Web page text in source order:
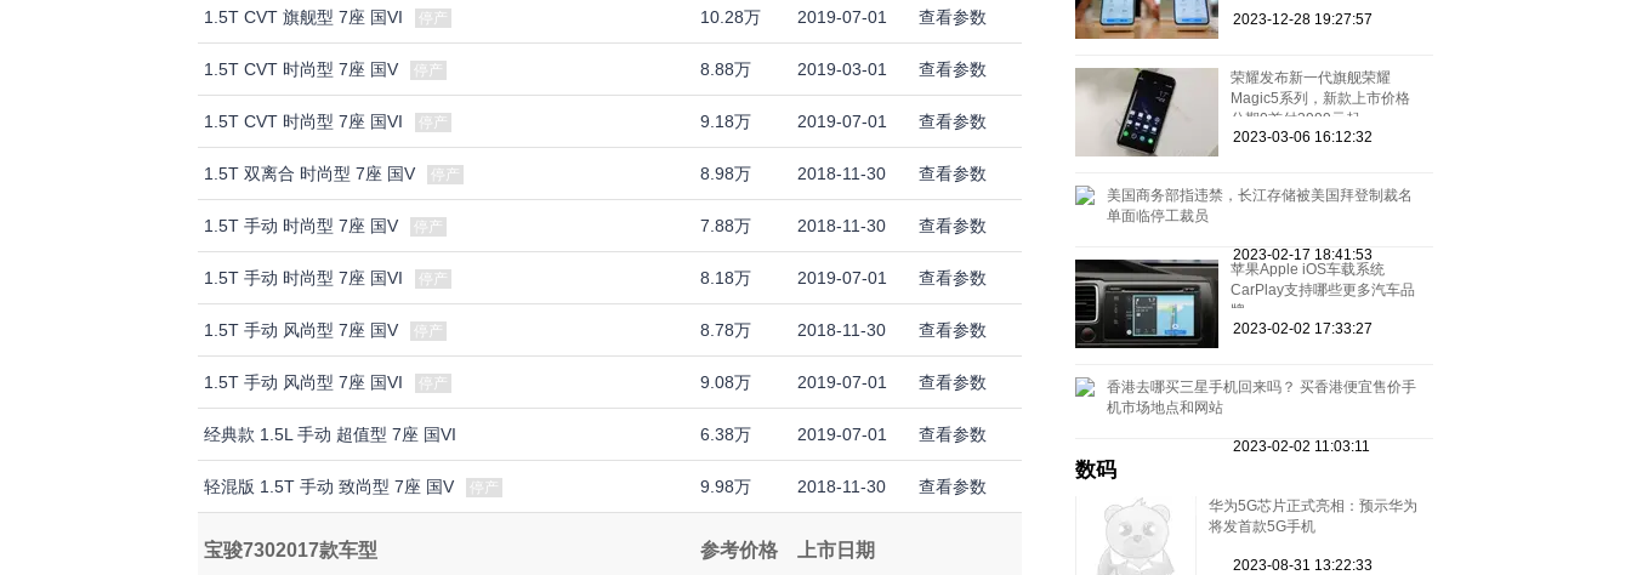
1.5T CVT 旗舰型 7座 国VI 停产 10.28万 2019-07-01 查看参数
1.5T CVT 时尚型 7座 国V 停产 8.88万 2019-03-01 查看参数
1.5T CVT 时尚型 7座 国VI 停产 9.18万 2019-07-01 查看参数
1.5T 双离合 时尚型 7座 国V 停产 8.98万 2018-11-30 查看参数
1.5T 手动 时尚型 7座 国V 停产 7.88万 2018-11-30 查看参数
1.5T 手动 时尚型 7座 国VI 停产 8.18万 2019-07-01 查看参数
1.5T 手动 风尚型 7座 国V 停产 8.78万 2018-11-30 查看参数
1.5T 手动 风尚型 7座 国VI 停产 9.08万 2019-07-01 查看参数
经典款 1.5L 手动 超值型 7座 国VI 6.38万 2019-07-01 查看参数
轻混版 1.5T 手动 致尚型 7座 国V 停产 9.98万 2018-11-30 查看参数
宝骏7302017款车型 参考价格 上市日期
2023-12-28 19:27:57
荣耀发布新一代旗舰荣耀
Magic5系列，新款上市价格
分期0首付3999元起
2023-03-06 16:12:32
美国商务部指违禁，长江存储被美国拜登制裁名
单面临停工裁员
2023-02-17 18:41:53
苹果Apple iOS车载系统
CarPlay支持哪些更多汽车品
牌
2023-02-02 17:33:27
香港去哪买三星手机回来吗？ 买香港便宜售价手
机市场地点和网站
2023-02-02 11:03:11
数码
华为5G芯片正式亮相：预示华为
将发首款5G手机
2023-08-31 13:22:33